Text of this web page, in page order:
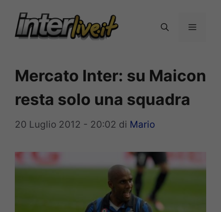
Menu
Mercato Inter: su Maicon
resta solo una squadra
20 Luglio 2012 - 20:02 di Mario